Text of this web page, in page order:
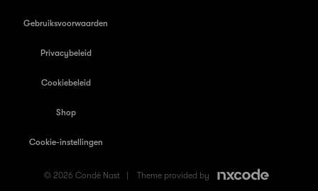
Gebruiksvoorwaarden
Privacybeleid
Cookiebeleid
Shop
Cookie-instellingen
© 2026 Condé Nast | Theme provided by